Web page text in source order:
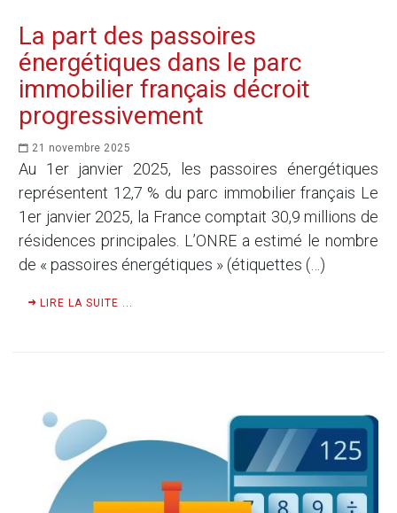
La part des passoires
énergétiques dans le parc
immobilier français décroit
progressivement
21 novembre 2025
Au 1er janvier 2025, les passoires énergétiques
représentent 12,7 % du parc immobilier français Le
1er janvier 2025, la France comptait 30,9 millions de
résidences principales. L’ONRE a estimé le nombre
de « passoires énergétiques » (étiquettes (…)
LIRE LA SUITE ...